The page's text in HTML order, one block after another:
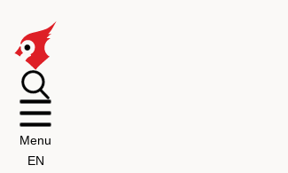
EN
Menu